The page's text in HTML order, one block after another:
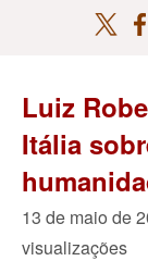
Luiz
Itália
13 de maio de
visualizações